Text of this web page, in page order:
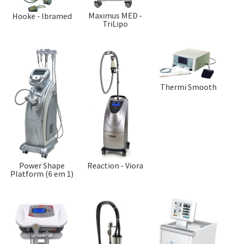
Hooke - Ibramed
Maximus MED -
TriLipo
Power Shape
Platform (6 em 1)
Reaction - Viora
Thermi Smooth